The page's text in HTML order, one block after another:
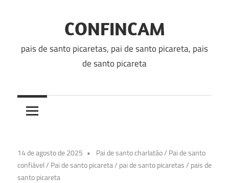
CONFINCAM
pais de santo picaretas, pai de santo picareta, pais
de santo picareta
14 de agosto de 2025 Pai de santo charlatão/ Pai de santo
confiável/ Pai de santo picareta/ pai de santo picaretas/ pais de
santo picareta